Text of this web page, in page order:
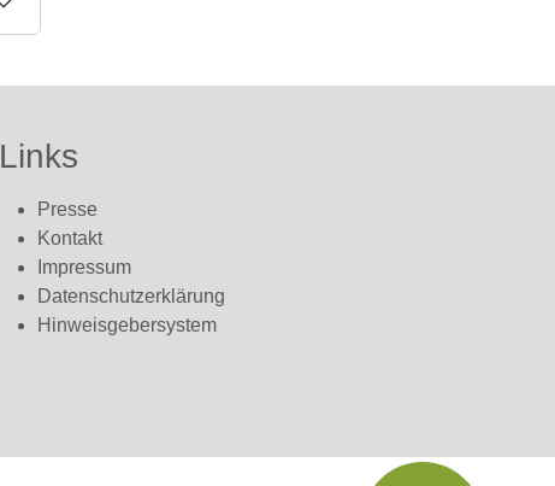
Links
Presse
Kontakt
Impressum
Datenschutzerklärung
Hinweisgebersystem